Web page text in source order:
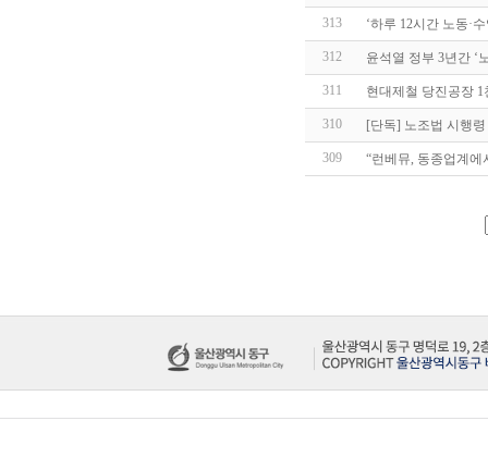
313 ‘하루 12시간 노동·
312 윤석열 정부 3년간 ‘
311 현대제철 당진공장
310 [단독] 노조법 시행
309 “런베뮤, 동종업계에